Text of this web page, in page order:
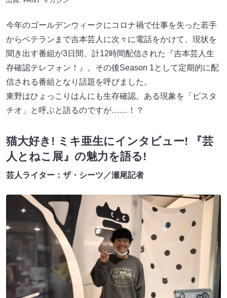
今年のゴールデンウィークにコロナ禍で仕事を失った若手
からベテランまで吉本芸人に次々に電話をかけて、現状を
聞き出す番組が3日間、計12時間配信された『吉本芸人生
存確認テレフォン！』。その後Season 1として定期的に配
信される番組となり話題を呼びました。
東野はひょっこりはんにも生存確認。ある現象を「ピスタ
チオ」と呼ぶと語るのですが……！？
猫大好き! ミキ亜生にインタビュー! 『芸
人とねこ展』の魅力を語る!
芸人ライター：ザ・シーツ／瀬尾記者